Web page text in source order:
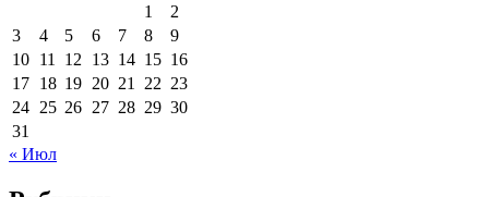
1
2
3
4 5 6 7 8
9
10 11 12 13 14 15 16
17 18 19 20 21 22 23
24 25 26 27 28 29 30
31
« Июл